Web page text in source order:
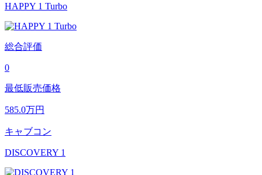
HAPPY 1 Turbo
総合評価
0
最低販売価格
585.0万円
キャブコン
DISCOVERY 1